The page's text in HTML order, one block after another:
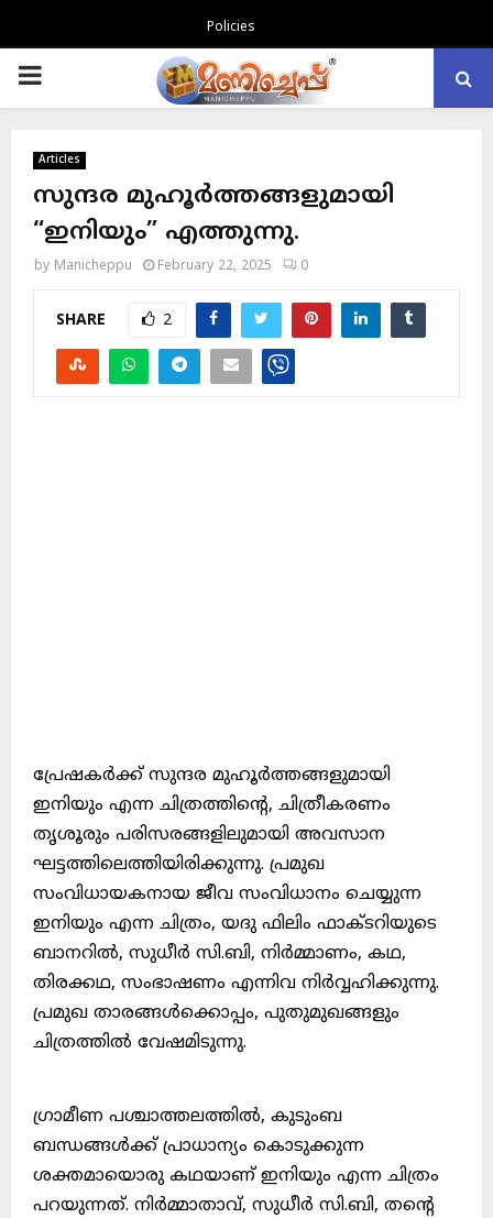
Policies
PRIMARY
Articles
സുന്ദര മുഹൂർത്തങ്ങളുമായി
“ഇനിയും” എത്തുന്നു.
by Manicheppu February 22, 2025 0
SHARE 2
പ്രേഷകർക്ക് സുന്ദര മുഹൂർത്തങ്ങളുമായി
ഇനിയും എന്ന ചിത്രത്തിന്റെ, ചിത്രീകരണം
തൃശൂരും പരിസരങ്ങളിലുമായി അവസാന
ഘട്ടത്തിലെത്തിയിരിക്കുന്നു. പ്രമുഖ
സംവിധായകനായ ജീവ സംവിധാനം ചെയ്യുന്ന
ഇനിയും എന്ന ചിത്രം, യദു ഫിലിം ഫാക്ടറിയുടെ
ബാനറിൽ, സുധീർ സി.ബി, നിർമ്മാണം, കഥ,
തിരക്കഥ, സംഭാഷണം എന്നിവ നിർവ്വഹിക്കുന്നു.
പ്രമുഖ താരങ്ങൾക്കൊപ്പം, പുതുമുഖങ്ങളും
ചിത്രത്തിൽ വേഷമിടുന്നു.
ഗ്രാമീണ പശ്ചാത്തലത്തിൽ, കുടുംബ
ബന്ധങ്ങൾക്ക് പ്രാധാന്യം കൊടുക്കുന്ന
ശക്തമായൊരു കഥയാണ് ഇനിയും എന്ന ചിത്രം
പറയുന്നത്. നിർമ്മാതാവ്, സുധീർ സി.ബി, തന്റെ